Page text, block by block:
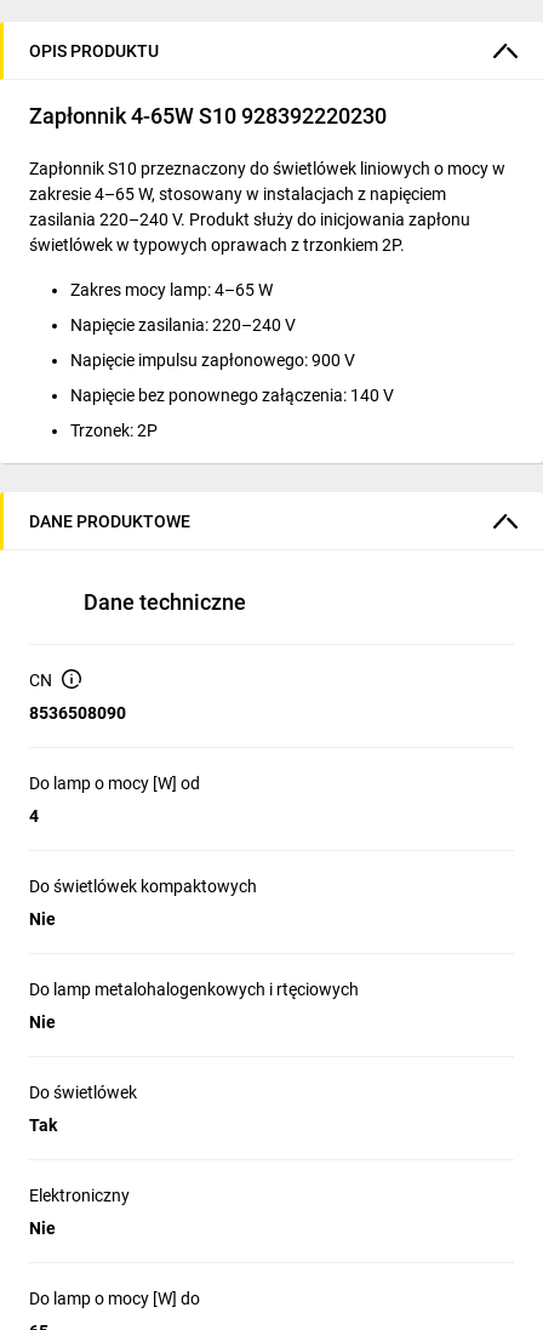
OPIS PRODUKTU
Zapłonnik 4-65W S10 928392220230
Zapłonnik S10 przeznaczony do świetlówek liniowych o mocy w
zakresie 4–65 W, stosowany w instalacjach z napięciem
zasilania 220–240 V. Produkt służy do inicjowania zapłonu
świetlówek w typowych oprawach z trzonkiem 2P.
Zakres mocy lamp: 4–65 W
Napięcie zasilania: 220–240 V
Napięcie impulsu zapłonowego: 900 V
Napięcie bez ponownego załączenia: 140 V
Trzonek: 2P
Masa: 7 g; kolor obudowy: biały
dla optymalnej przewodności
Aspekt ekologiczny: możliwość recyklingu i konstrukcja
eliminująca substancje niepożądane (zgodnie z
produkt może wydłużyć trwałość świetlówek o około 25%
Wymiana zapłonnika w oprawach z trzonkiem 2P podczas
napięciem 220–240 V)
DANE PRODUKTOWE
Dane techniczne
CN
8536508090
Do lamp o mocy [W] od
4
Do świetlówek kompaktowych
Nie
Do lamp metalohalogenkowych i rtęciowych
Nie
Do świetlówek
Tak
Elektroniczny
Nie
Do lamp o mocy [W] do